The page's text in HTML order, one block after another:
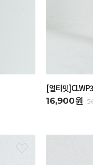
[얼티밋
16,900원